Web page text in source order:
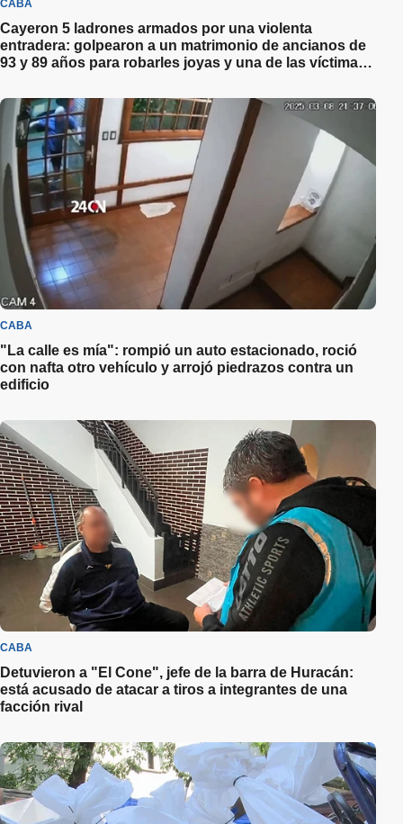
CABA
Cayeron 5 ladrones armados por una violenta
entradera: golpearon a un matrimonio de ancianos de
93 y 89 años para robarles joyas y una de las víctimas
CABA
"La calle es mía": rompió un auto estacionado, roció
con nafta otro vehículo y arrojó piedrazos contra un
edificio
CABA
Detuvieron a "El Cone", jefe de la barra de Huracán:
está acusado de atacar a tiros a integrantes de una
facción rival